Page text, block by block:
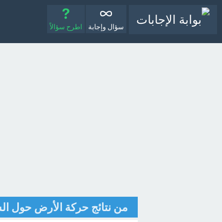
سؤال وإجابة اطرح سؤالاً
من نتائج حركة الأرض حول